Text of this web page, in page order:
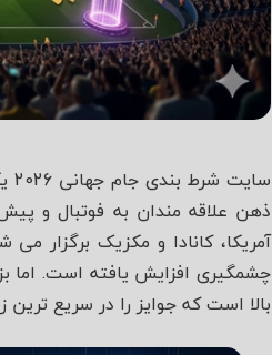
ذهن علاقه‌ مندان به فوتبال و
چشمگیری افزایش یافته است. اما
بالا است که جوایز را در سریع‌ ترین